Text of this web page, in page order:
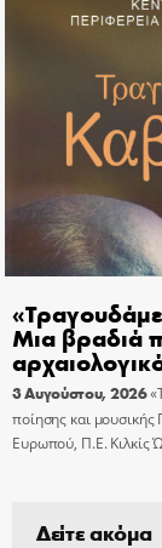
Μια βραδιά
3 Αυγούστου, 2026
ποίησης και
Ευρωπού, Π.Ε. Κιλκίς
Δείτε ακόμα